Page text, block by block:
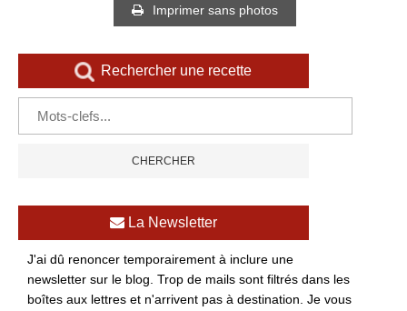
Imprimer sans photos
Rechercher une recette
La Newsletter
J'ai dû renoncer temporairement à inclure une
newsletter sur le blog. Trop de mails sont filtrés dans les
boîtes aux lettres et n'arrivent pas à destination. Je vous